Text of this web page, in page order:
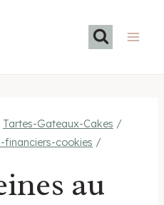
Tartes-Gateaux-Cakes /
financiers-cookies /
au